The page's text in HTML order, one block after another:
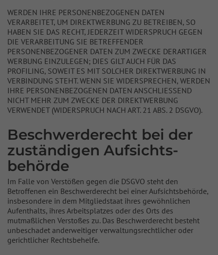
WERDEN IHRE PERSONENBEZOGENEN DATEN
VERARBEITET, UM DIREKTWERBUNG ZU BETREIBEN, SO
HABEN SIE DAS RECHT, JEDERZEIT WIDERSPRUCH GEGEN
DIE VERARBEITUNG SIE BETREFFENDER
PERSONENBEZOGENER DATEN ZUM ZWECKE DERARTIGER
WERBUNG EINZULEGEN; DIES GILT AUCH FÜR DAS
PROFILING, SOWEIT ES MIT SOLCHER DIREKTWERBUNG IN
VERBINDUNG STEHT. WENN SIE WIDERSPRECHEN, WERDEN
IHRE PERSONENBEZOGENEN DATEN ANSCHLIESSEND
NICHT MEHR ZUM ZWECKE DER DIREKTWERBUNG
VERWENDET (WIDERSPRUCH NACH ART. 21 ABS. 2 DSGVO).
Beschwerde­recht bei der
zuständigen Aufsichts­
behörde
Im Falle von Verstößen gegen die DSGVO steht den
Betroffenen ein Beschwerderecht bei einer Aufsichtsbehörde,
insbesondere in dem Mitgliedstaat ihres gewöhnlichen
Aufenthalts, ihres Arbeitsplatzes oder des Orts des
mutmaßlichen Verstoßes zu. Das Beschwerderecht besteht
unbeschadet anderweitiger verwaltungsrechtlicher oder
gerichtlicher Rechtsbehelfe.